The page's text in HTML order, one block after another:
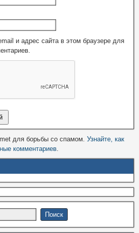
и адрес сайта в этом браузере для
для борьбы со спамом. Узнайте, как
комментариев.